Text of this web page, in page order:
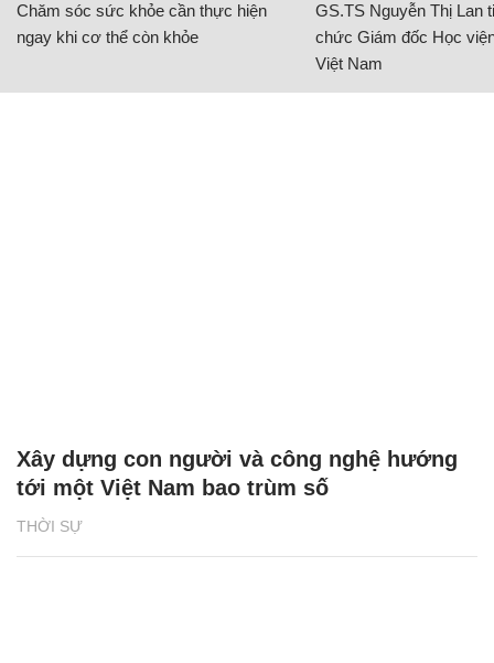
Chăm sóc sức khỏe cần thực hiện
ngay khi cơ thể còn khỏe
GS.TS Nguyễn Thị Lan
chức Giám đốc Học
Việt Nam
THỜI SỰ
Xây dựng con người và công nghệ hướng
tới một Việt Nam bao trùm số